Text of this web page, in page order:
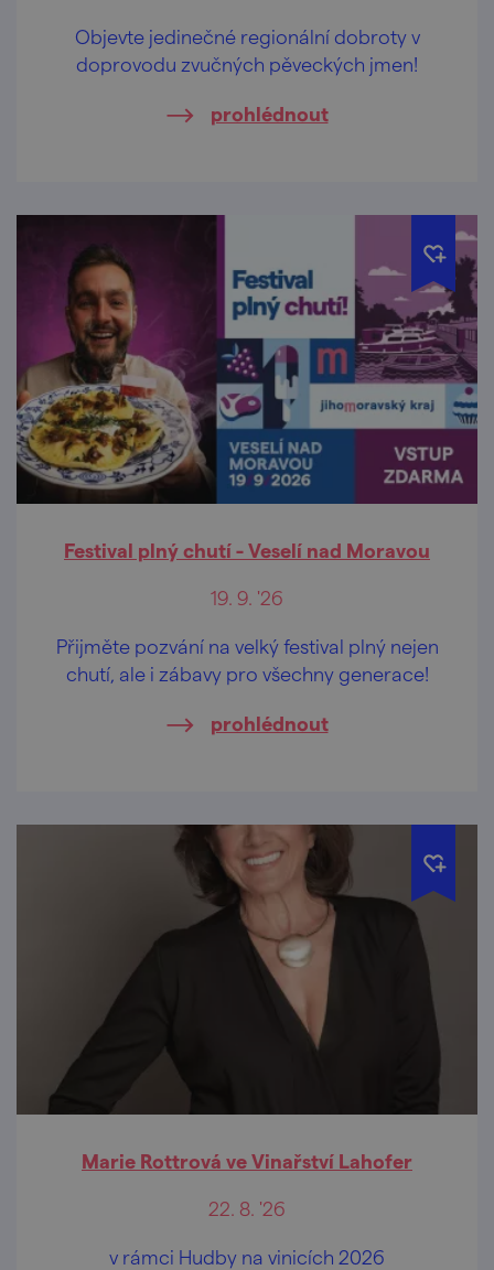
Objevte jedinečné regionální dobroty v
doprovodu zvučných pěveckých jmen!
prohlédnout
Festival plný chutí - Veselí nad Moravou
19. 9. '26
Přijměte pozvání na velký festival plný nejen
chutí, ale i zábavy pro všechny generace!
prohlédnout
Marie Rottrová ve Vinařství Lahofer
22. 8. '26
v rámci Hudby na vinicích 2026